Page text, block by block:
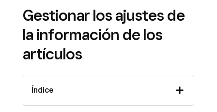
Gestionar los ajustes de
la información de los
artículos
Índice